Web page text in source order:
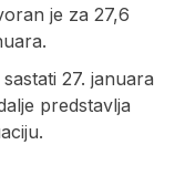
je za 27,6
27. januara
predstavlja